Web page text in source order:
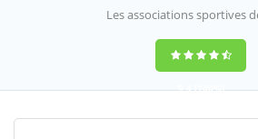
Les associations sportives
9,4(100%)
14358votes